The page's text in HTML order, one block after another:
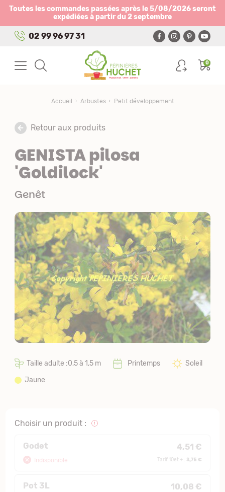
Toutes les commandes passées après le 5/08/2026 seront
expédiées à partir du 2 septembre
02 99 96 97 31
0
Accueil Arbustes Petit développement
Retour aux produits
GENISTA pilosa
'Goldilock'
Genêt
Taille adulte :0,5 à 1,5 m Printemps
Soleil
Jaune
Choisir un produit :
Godet 4,51 €
Indisponible Tarif 10et + : 3,75 €
Pot 3L 10,08 €
Panneau de gestion des cookies